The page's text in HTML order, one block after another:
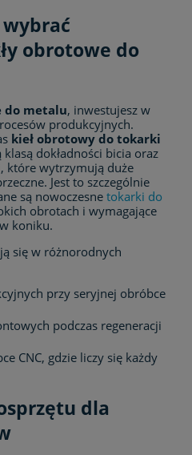
obrotowe do
do metalu, inwestujesz w
produkcyjnych.
kieł obrotowy do tokarki
dokładności bicia oraz
które wytrzymują duże
Jest to szczególnie
są nowoczesne tokarki do
obrotach i wymagające
koniku.
się w różnorodnych
przy seryjnej obróbce
podczas regeneracji
CNC, gdzie liczy się każdy
dla